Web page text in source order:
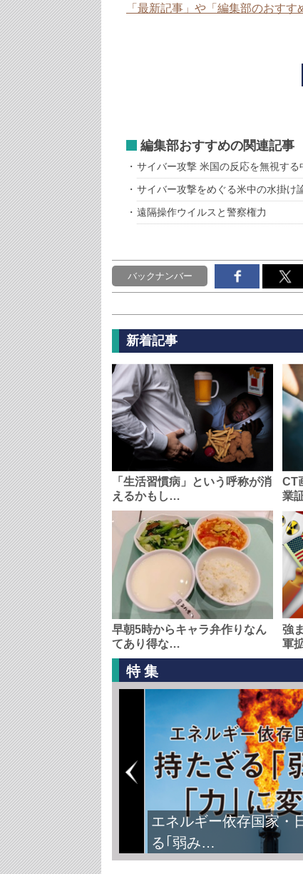
「最新記事」や「編集部のおす
編集部おすすめの関連記事
サイバー攻撃 米国の反応を無視する
サイバー攻撃をめぐる米中の水掛け
遠隔操作ウイルスと警察権力
バックナンバー
新着記事
「生活習慣病」という呼称が消
えるかもし…
CT
業
早朝5時からキャラ弁作りなん
てあり得な…
強
軍
特集
エネルギー依存国家
る｢弱み…